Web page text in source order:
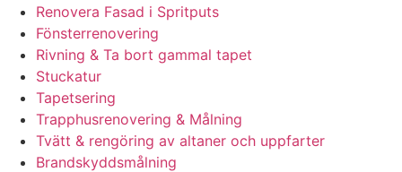
Renovera Fasad i Spritputs
Fönsterrenovering
Rivning & Ta bort gammal tapet
Stuckatur
Tapetsering
Trapphusrenovering & Målning
Tvätt & rengöring av altaner och uppfarter
Brandskyddsmålning